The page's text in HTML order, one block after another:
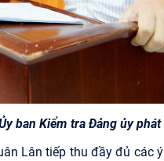
ban Kiểm tra Đảng ủy
Lân tiếp thu đầy đủ các